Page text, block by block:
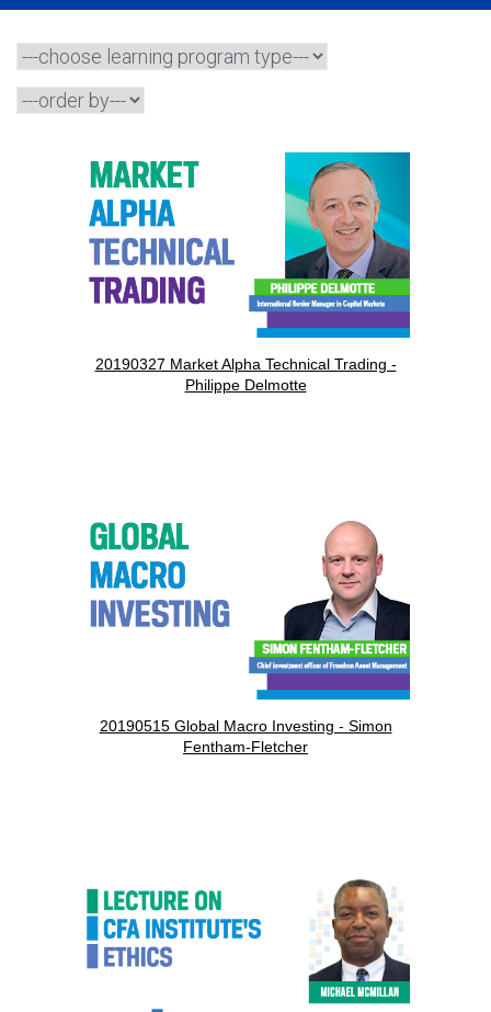
20190327 Market Alpha Technical Trading -
Philippe Delmotte
20190515 Global Macro Investing - Simon
Fentham-Fletcher